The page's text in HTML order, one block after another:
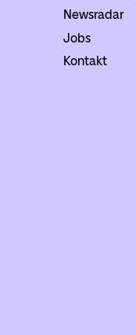
Newsradar
Jobs
Kontakt